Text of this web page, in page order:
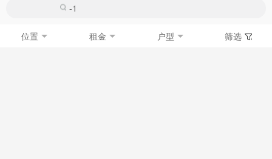
位置 租金 户型 筛选